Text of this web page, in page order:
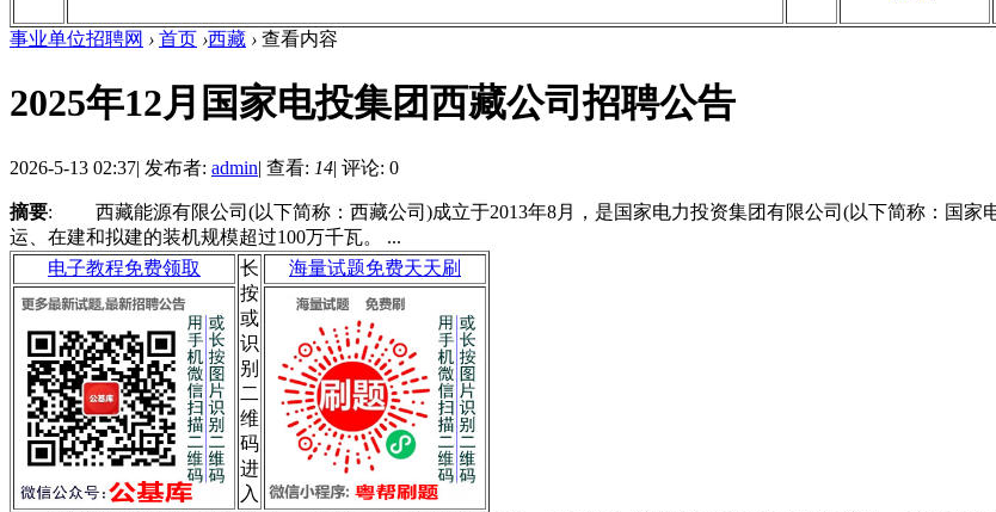
事业单位招聘网 › 首页 ›西藏 › 查看内容
2025年12月国家电投集团西藏公司招聘公告
2026-5-13 02:37| 发布者: admin| 查看: 14| 评论: 0
摘要: 西藏能源有限公司(以下简称：西藏公司)成立于2013年8月，是国家电力投资集团有限公司(以下简称：国家
运、在建和拟建的装机规模超过100万千瓦。 ...
电子教程免费领取
长
按
或
识
别
二
维
码
进
入
海量试题免费天天刷